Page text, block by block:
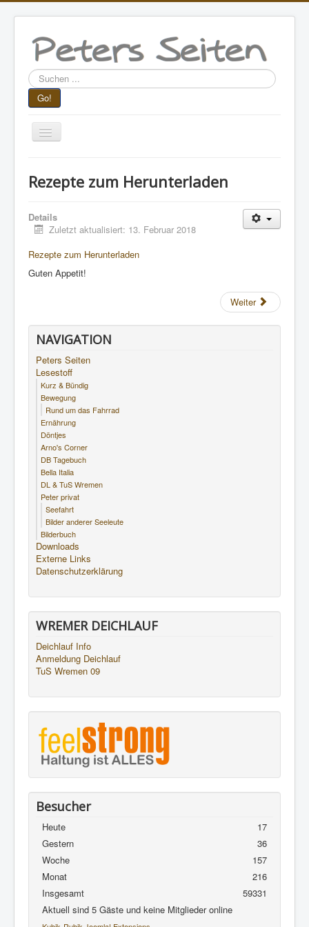
Suchen
...
Go!
Navigation
Ernährung
Rezepte zum Herunterladen
Rezepte zum Herunterladen
Details
Zuletzt aktualisiert: 13. Februar 2018
Rezepte zum Herunterladen
Guten Appetit!
Weiter
NAVIGATION
Peters Seiten
Lesestoff
Kurz & Bündig
Bewegung
Rund um das Fahrrad
Ernährung
Döntjes
Arno's Corner
DB Tagebuch
Bella Italia
DL & TuS Wremen
Peter privat
Seefahrt
Bilder anderer Seeleute
Bilderbuch
Downloads
Externe Links
Datenschutzerklärung
WREMER DEICHLAUF
Deichlauf Info
Anmeldung Deichlauf
TuS Wremen 09
Besucher
Heute
17
Gestern
36
Woche
157
Monat
216
Insgesamt
59331
Aktuell sind 5 Gäste und keine Mitglieder online